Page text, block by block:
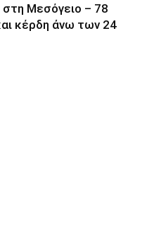
Μεσόγειο – 78
κέρδη άνω των 24